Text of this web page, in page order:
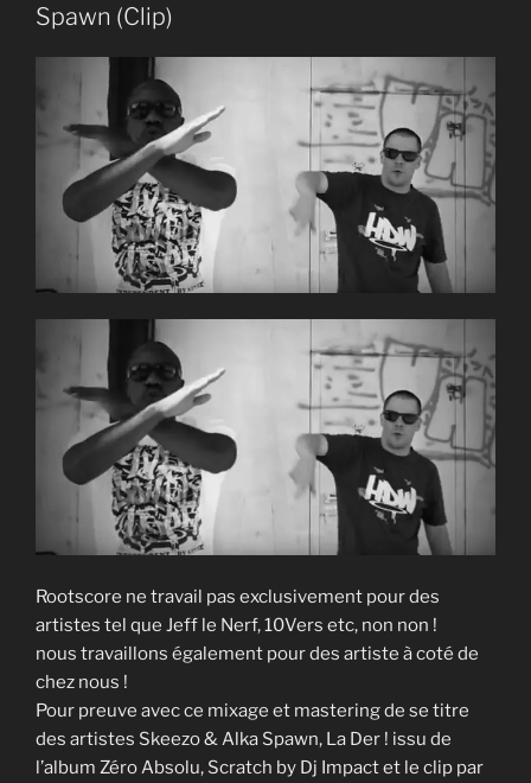
Spawn (Clip)
Rootscore ne travail pas exclusivement pour des
artistes tel que Jeff le Nerf, 10Vers etc, non non !
nous travaillons également pour des artiste à coté de
chez nous !
Pour preuve avec ce mixage et mastering de se titre
des artistes Skeezo & Alka Spawn, La Der ! issu de
l’album Zéro Absolu, Scratch by Dj Impact et le clip par